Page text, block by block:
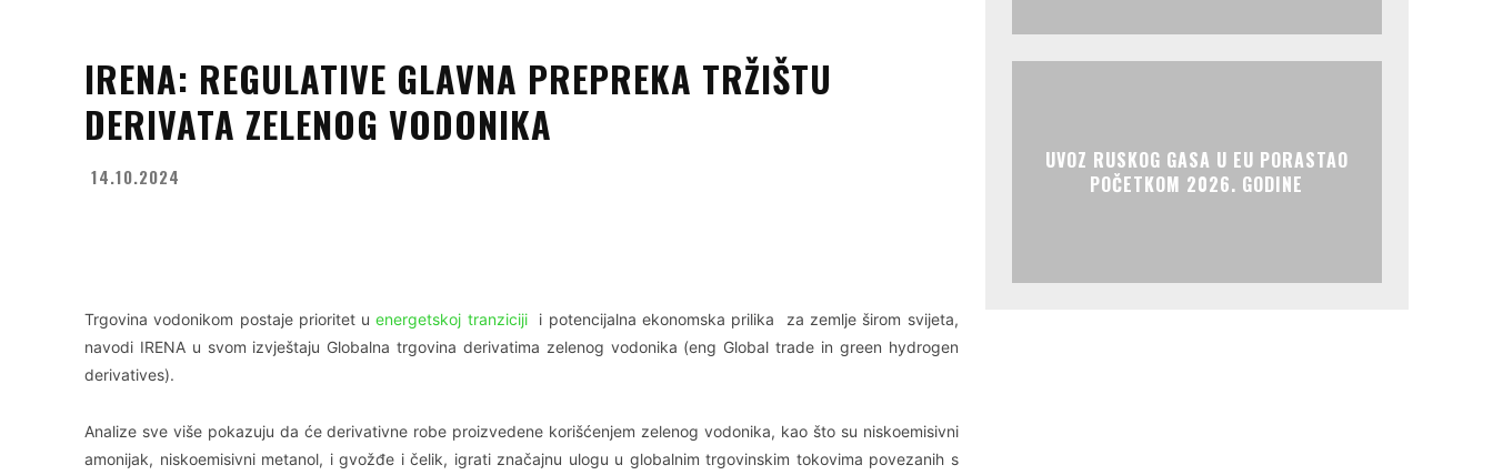
IRENA: REGULATIVE GLAVNA PREPREKA TRŽIŠTU
DERIVATA ZELENOG VODONIKA
14.10.2024
Trgovina vodonikom postaje prioritet uenergetskoj tranzicijii potencijalna ekonomska prilika za zemlje širom svijeta,
navodi IRENA u svom izvještaju Globalna trgovina derivatima zelenog vodonika (eng Global trade in green hydrogen
derivatives).
Analize sve više pokazuju da će derivativne robe proizvedene korišćenjem zelenog vodonika, kao što su niskoemisivni
amonijak, niskoemisivni metanol, i gvožđe i čelik, igrati značajnu ulogu u globalnim trgovinskim tokovima povezanih s
UVOZ RUSKOG GASA U EU PORASTAO
POČETKOM 2026. GODINE